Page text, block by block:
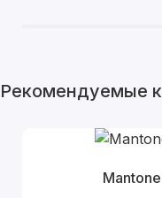
Рекомендуемые
Mantone